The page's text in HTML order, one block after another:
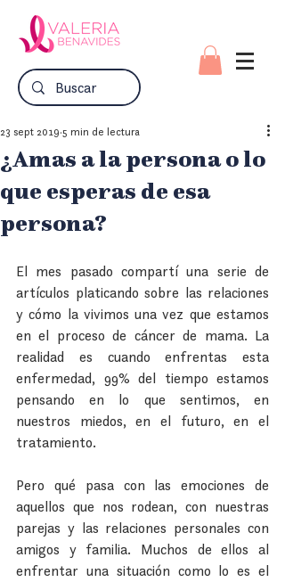
¿Amas a la persona o lo
que esperas de esa
persona?
23 sept 2019 5 min de lectura
El mes pasado compartí una serie de
artículos platicando sobre las relaciones
y cómo la vivimos una vez que estamos
en el proceso de cáncer de mama. La
realidad es cuando enfrentas esta
enfermedad, 99% del tiempo estamos
pensando en lo que sentimos, en
nuestros miedos, en el futuro, en el
tratamiento.
Pero qué pasa con las emociones de
aquellos que nos rodean, con nuestras
parejas y las relaciones personales con
amigos y familia. Muchos de ellos al
enfrentar una situación como lo es el